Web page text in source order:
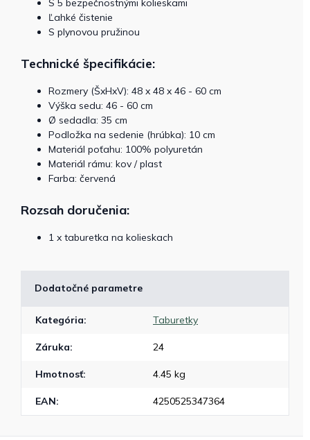
Ľahké čistenie
S plynovou pružinou
Technické špecifikácie:
Rozmery (ŠxHxV): 48 x 48 x 46 - 60 cm
Výška sedu: 46 - 60 cm
Ø sedadla: 35 cm
Podložka na sedenie (hrúbka): 10 cm
Materiál poťahu: 100% polyuretán
Materiál rámu: kov / plast
Farba: červená
Rozsah doručenia:
1 x taburetka na kolieskach
Dodatočné parametre
Kategória: Taburetky
Záruka: 24
Hmotnosť: 4.45 kg
EAN: 4250525347364